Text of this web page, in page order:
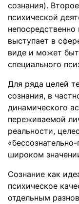
сознания).
психической
выступает в
виде и может
специального
Для ряда целей
сознания, в
динамического
переживаемой
реальности,
широком
Сознание как
психическое
отдельным